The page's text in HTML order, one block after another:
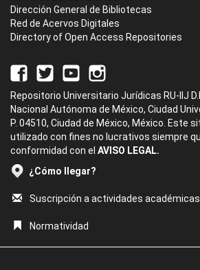
Dirección General de Bibliotecas
Red de Acervos Digitales
Directory of Open Access Repositories
Repositorio Universitario Jurídicas RU-IIJ
Nacional Autónoma de México, Ciudad
P. 04510, Ciudad de México, México. Este
utilizado con fines no lucrativos siempre
conformidad con el AVISO LEGAL.
¿Cómo llegar?
Suscripción a actividades académicas
Normatividad